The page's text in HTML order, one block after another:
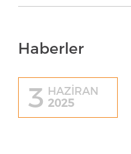
Haberler
3 HAZİRAN
2025